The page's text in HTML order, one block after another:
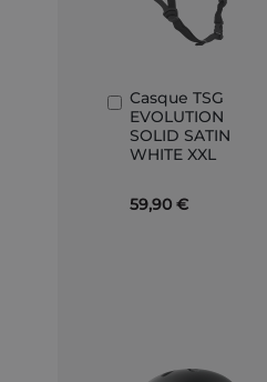
Casque TSG
EVOLUTION
SOLID SATIN
WHITE XXL
59,90 €
Ajouter
au
panier